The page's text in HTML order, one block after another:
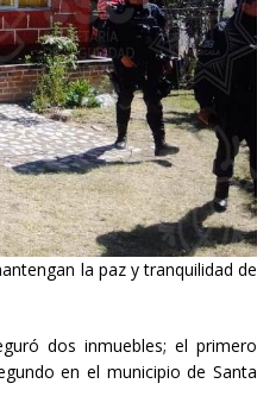
a la cumbre en España;
MUNDO
INAUGURAN UNIVERSIDAD
MUNICIPIOS
Senado de la República
la paz y tranquilidad de
dos inmuebles; el primero
en el municipio de Santa